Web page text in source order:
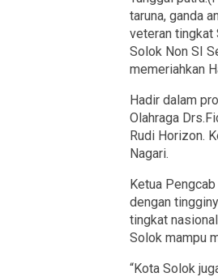
taruna, ganda
veteran tingkat
Solok Non SI
memeriahkan
Hadir dalam
Olahraga
Rudi Horizon.
Nagari.
Ketua
dengan
tingkat
Solok mampu
“Kota Solok